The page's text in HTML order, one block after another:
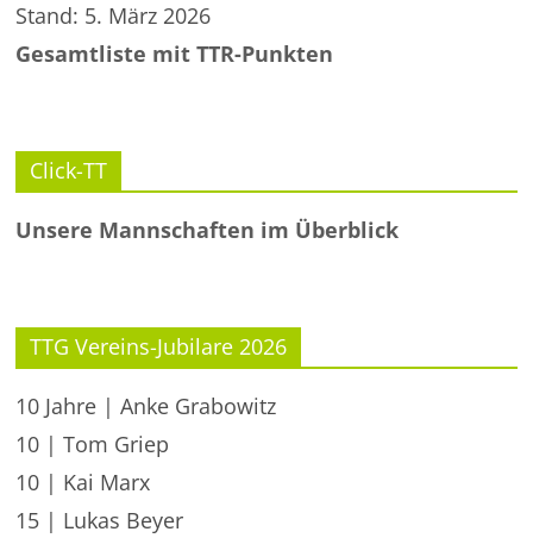
Stand: 5. März 2026
Gesamtliste mit TTR-Punkten
Click-TT
Unsere Mannschaften im Überblick
TTG Vereins-Jubilare 2026
10 Jahre | Anke Grabowitz
10 | Tom Griep
10 | Kai Marx
15 | Lukas Beyer